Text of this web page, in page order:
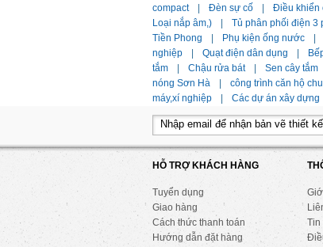
compact
Đèn sự cố Điều khiển
Loại nắp âm,)
Tủ phân phối điện 3
Tiền Phong
Phụ kiện ống nước
nghiệp
Quạt điện dân dụng
tắm
Chậu rửa bát Sen cây tắm
nóng Sơn Hà
công trình căn hộ
máy,xí nghiệp
Các dự án xây dựng
HỖ TRỢ KHÁCH HÀNG
Tuyển dụng
Giao hàng
Cách thức thanh toán
Hướng dẫn đặt hàng
Tin